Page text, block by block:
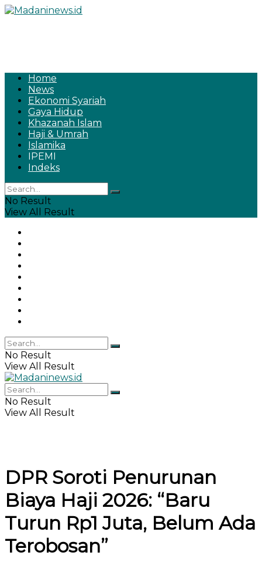
Home
News
Ekonomi Syariah
Gaya Hidup
Khazanah Islam
Haji & Umrah
Islamika
IPEMI
Indeks
No Result
View All Result
No Result
View All Result
No Result
View All Result
DPR Soroti Penurunan
Biaya Haji 2026: “Baru
Turun Rp1 Juta, Belum Ada
Terobosan”